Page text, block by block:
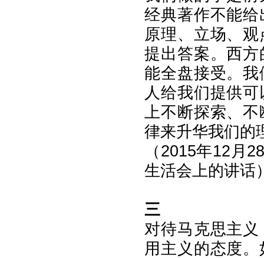
经典著作不能
原理、立场、
提出答案。西
能全盘接受。
人给我们提供
上不断探索、
律来升华我们的
（2015年12月
生活会上的讲话
三
对待马克思主
用主义的态度